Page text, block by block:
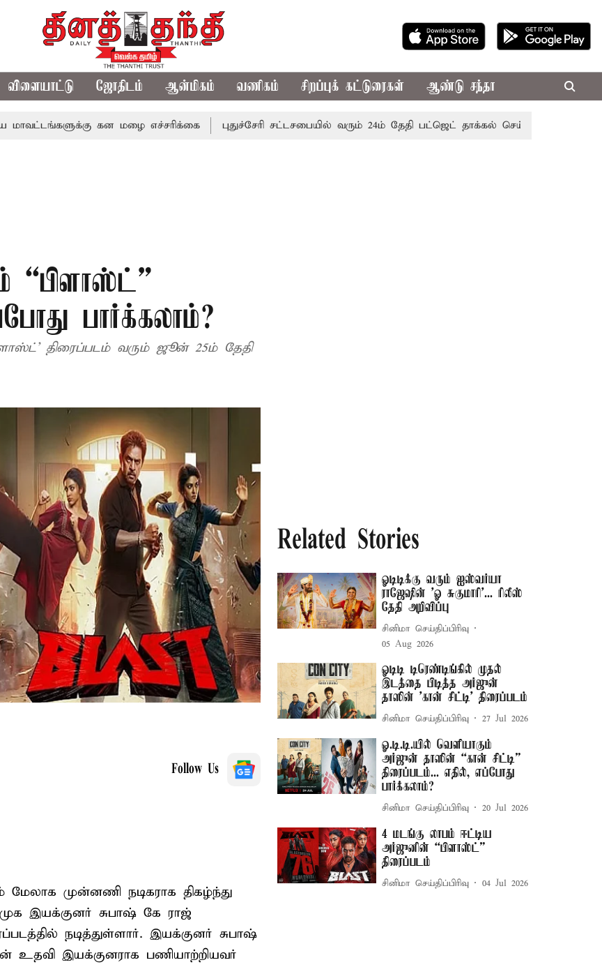
விளையாட்டு ஜோதிடம் ஆன்மிகம் வணிகம் சிறப்புக் கட்டுரைகள் ஆண்டு சந்தா
கன மழை எச்சரிக்கை புதுச்சேரி சட்டசபையில் வரும் 24ம் தேதி பட்ஜெட் தாக்கல் செய்கிறார் முதல்-அமைச்சர்
“பிளாஸ்ட்”
பார்க்கலாம்?
திரைப்படம் வரும் ஜூன் 25ம் தேதி
Follow Us
மேலாக முன்னணி நடிகராக திகழ்ந்து
இயக்குனர் சுபாஷ் கே ராஜ்
நடித்துள்ளார். இயக்குனர் சுபாஷ்
உதவி இயக்குனராக பணியாற்றியவர்
Related Stories
ஓடிடிக்கு வரும் ஐஸ்வர்யா
ராஜேஷின் 'ஓ சுகுமாரி'... ரிலீஸ்
தேதி அறிவிப்பு
சினிமா செய்திப்பிரிவு
05 Aug 2026
ஓடிடி டிரெண்டிங்கில் முதல்
இடத்தை பிடித்த அர்ஜுன்
தாஸின் 'கான் சிட்டி' திரைப்படம்
சினிமா செய்திப்பிரிவு 27 Jul 2026
ஓ.டி.டி.யில் வெளியாகும்
அர்ஜுன் தாஸின் “கான் சிட்டி”
திரைப்படம்... எதில், எப்போது
பார்க்கலாம்?
சினிமா செய்திப்பிரிவு 20 Jul 2026
4 மடங்கு லாபம் ஈட்டிய
அர்ஜுனின் “பிளாஸ்ட்”
திரைப்படம்
சினிமா செய்திப்பிரிவு 04 Jul 2026